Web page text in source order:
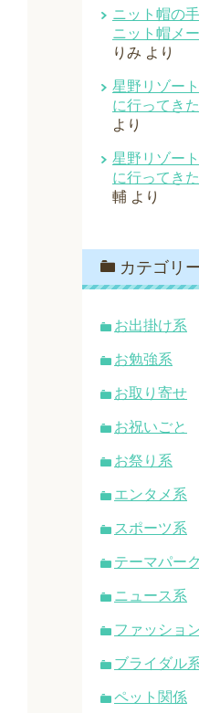
ニット帽の
ニット帽メ
りみ より
星野リゾー
に行ってき
より
星野リゾー
に行ってき
輔 より
カテゴリ
お出掛け系
お勉強系
お取り寄せ
お祝いごと
お祭り系
エンタメ系
スポーツ系
テーマパーク
ニュース系
ファッショ
ブライダル
ペット関係